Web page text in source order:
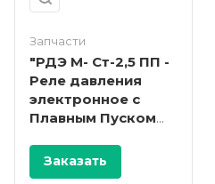
Запчасти
"РДЭ М- Ст-2,5 ПП -
Реле давления
электронное с
Плавным Пуском
Акваконтроль (
датчик 4-20 мА; 2,5
Заказать